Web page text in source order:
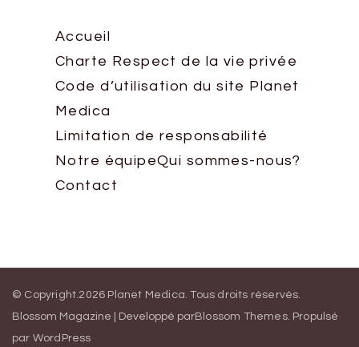
Accueil
Charte Respect de la vie privée
Code d’utilisation du site Planet
Medica
Limitation de responsabilité
Notre équipeQui sommes-nous?
Contact
© Copyright.2026 Planet Medica. Tous droits réservés.
Blossom Magazine | Developpé parBlossom Themes. Propulsé
par WordPress